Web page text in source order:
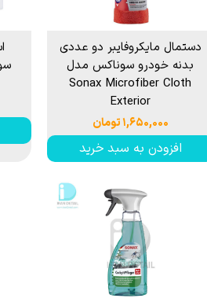
دستمال مایکروفایبر دو عددی
بدنه خودرو سوناکس مدل
Sonax Microfiber Cloth
Exterior
۱,۶۵۰,۰۰۰ تومان
افزودن به سبد خرید